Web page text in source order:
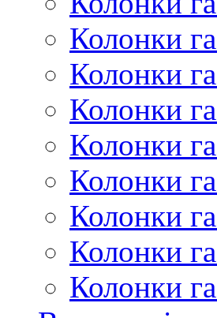
Колонки
Колонки
Колонки
Колонки
Колонки
Колонки
Колонки
Колонки